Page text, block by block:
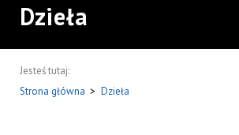
Dzieła
Jesteś tutaj:
Strona główna > Dzieła